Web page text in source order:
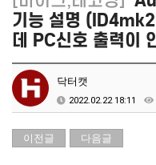
기능 설명
데 PC신호 출력이
닥터캣
2022.02.22 18:11
이전글 다음글